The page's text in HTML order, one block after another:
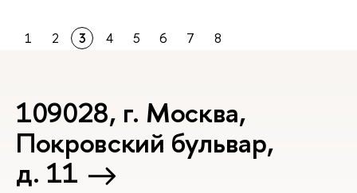
1 2 3 4 5 6 7 8
109028, г. Москва,
Покровский бульвар,
д. 11